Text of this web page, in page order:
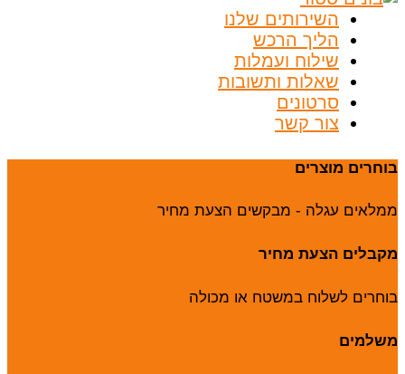
השירותים שלנו
הליך הרכש
שילוח ועמלות
שאלות ותשובות
סרטונים
צור קשר
בוחרים מוצרים
ממלאים עגלה - מבקשים הצעת מחיר
מקבלים הצעת מחיר
בוחרים לשלוח במשטח או מכולה
משלמים